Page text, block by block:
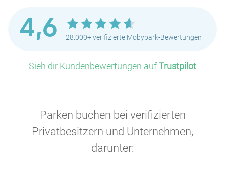
4,6 28.000+ verifizierte Mobypark-Bewertungen
Sieh dir Kundenbewertungen aufTrustpilot
Parken buchen bei verifizierten
Privatbesitzern und Unternehmen,
darunter: